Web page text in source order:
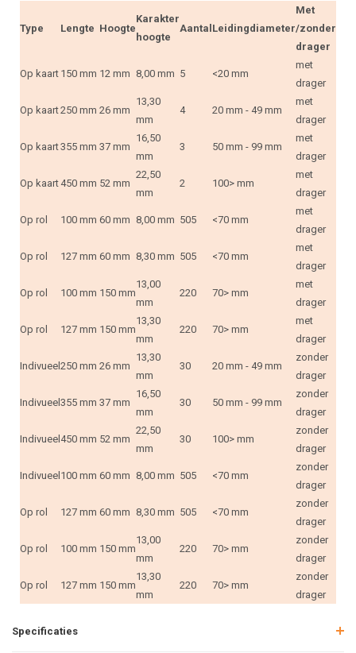
Type Lengte Hoogte
Karakter
hoogte
Aantal Leidingdiameter
Met
/zonder
drager
Op kaart 150 mm 12 mm 8,00 mm 5 <20 mm
met
drager
Op kaart250 mm 26 mm
13,30
mm
4 20 mm - 49 mm
met
drager
Op kaart355 mm 37 mm
16,50
mm
3 50 mm - 99 mm
met
drager
Op kaart450 mm 52 mm
22,50
mm
2 100> mm
met
drager
Op rol 100 mm 60 mm 8,00 mm 505 <70 mm
met
drager
Op rol 127 mm 60 mm 8,30 mm 505 <70 mm
met
drager
Op rol 100 mm 150 mm
13,00
mm
220 70> mm
met
drager
Op rol 127 mm 150 mm
13,30
mm
220 70> mm
met
drager
Indivueel 250 mm 26 mm
13,30
mm
30 20 mm - 49 mm
zonder
drager
Indivueel 355 mm 37 mm
16,50
mm
30 50 mm - 99 mm
zonder
drager
Indivueel 450 mm 52 mm
22,50
mm
30 100> mm
zonder
drager
Indivueel 100 mm 60 mm 8,00 mm 505 <70 mm
zonder
drager
Op rol 127 mm 60 mm 8,30 mm 505 <70 mm
zonder
drager
Op rol 100 mm 150 mm
13,00
mm
220 70> mm
zonder
drager
Op rol 127 mm 150 mm
13,30
mm
220 70> mm
zonder
drager
Specificaties